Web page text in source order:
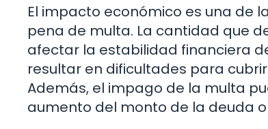
El impacto económico es una de
pena de multa. La cantidad que
afectar la estabilidad financiera
resultar en dificultades para
Además, el impago de la multa
aumento del monto de la deuda